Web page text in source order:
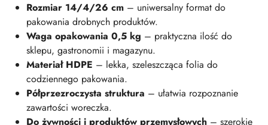
Rozmiar 14/4/26 cm – uniwersalny format do
pakowania drobnych produktów.
Waga opakowania 0,5 kg – praktyczna ilość do
sklepu, gastronomii i magazynu.
Materiał HDPE – lekka, szeleszcząca folia do
codziennego pakowania.
Półprzezroczysta struktura – ułatwia rozpoznanie
zawartości woreczka.
Do żywności i produktów przemysłowych – szerokie